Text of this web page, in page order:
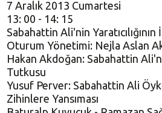
7 Aralık 2013 Cumartesi
13: 00 - 14: 15
Sabahattin Ali'nin Yaratıcılığının
Oturum Yönetimi: Nejla Aslan
Hakan Akdoğan: Sabahattin
Tutkusu
Yusuf Perver: Sabahattin Ali
Zihinlere Yansıması